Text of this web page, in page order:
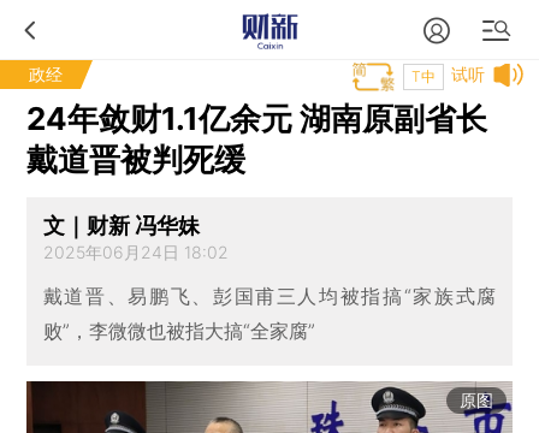
政经 试听
T中
24年敛财1.1亿余元 湖南原副省长
戴道晋被判死缓
文｜财新 冯华妹
2025年06月24日 18:02
戴道晋、易鹏飞、彭国甫三人均被指搞“家族式腐
败”，李微微也被指大搞“全家腐”
原图